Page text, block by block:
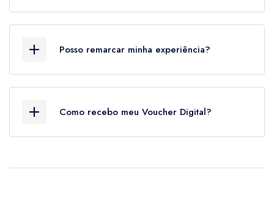
Posso remarcar minha experiência?
disponibilidade do prestador
Como recebo meu Voucher Digital?